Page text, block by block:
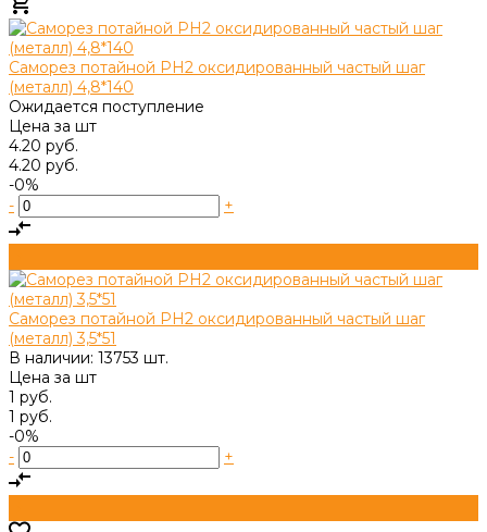
Саморез потайной PH2 оксидированный частый шаг
(металл) 4,8*140
Ожидается поступление
Цена за шт
4.20 руб.
4.20 руб.
-0%
-
+
Саморез потайной PH2 оксидированный частый шаг
(металл) 3,5*51
В наличии: 13753 шт.
Цена за шт
1 руб.
1 руб.
-0%
-
+